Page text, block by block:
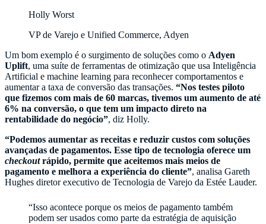
Holly Worst
VP de Varejo e Unified Commerce, Adyen
Um bom exemplo é o surgimento de soluções como o Adyen
Uplift, uma suíte de ferramentas de otimização que usa Inteligência
Artificial e machine learning para reconhecer comportamentos e
aumentar a taxa de conversão das transações. “Nos testes piloto
que fizemos com mais de 60 marcas, tivemos um aumento de até
6% na conversão, o que tem um impacto direto na
rentabilidade do negócio”, diz Holly.
“Podemos aumentar as receitas e reduzir custos com soluções
avançadas de pagamentos. Esse tipo de tecnologia oferece um
checkoutrápido, permite que aceitemos mais meios de
pagamento e melhora a experiência do cliente”, analisa Gareth
Hughes diretor executivo de Tecnologia de Varejo da Estée Lauder.
“Isso acontece porque os meios de pagamento também
podem ser usados como parte da estratégia de aquisição